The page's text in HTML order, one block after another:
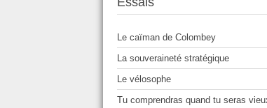
Le caïman de Colombey
La souveraineté stratégique
Le vélosophe
Tu comprendras quand tu seras